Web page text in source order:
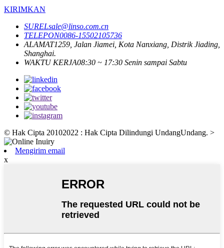
KIRIMKAN
SURELsale@linso.com.cn
TELEPON0086-15502105736
ALAMAT1259, Jalan Jiamei, Kota Nanxiang, Distrik Jiading,
Shanghai.
WAKTU KERJA08:30 ~ 17:30 Senin sampai Sabtu
© Hak Cipta 20102022 : Hak Cipta Dilindungi UndangUndang. >
Mengirim email
x